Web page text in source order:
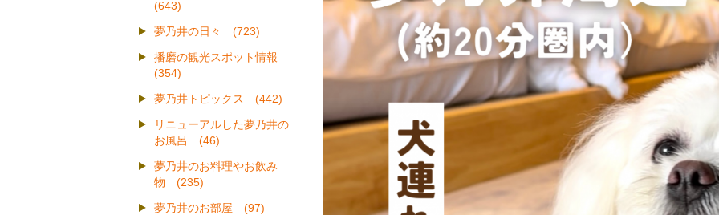
(643)
夢乃井の日々 (723)
播磨の観光スポット情報
(354)
夢乃井トピックス (442)
リニューアルした夢乃井の
お風呂 (46)
夢乃井のお料理やお飲み
物 (235)
夢乃井のお部屋 (97)